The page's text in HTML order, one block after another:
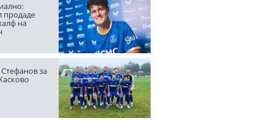
продаде
на
за